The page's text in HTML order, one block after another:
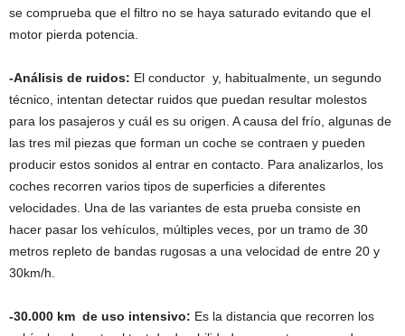
se comprueba que el filtro no se haya saturado evitando que el
motor pierda potencia.
-Análisis de ruidos: El conductor y, habitualmente, un segundo
técnico, intentan detectar ruidos que puedan resultar molestos
para los pasajeros y cuál es su origen. A causa del frío, algunas de
las tres mil piezas que forman un coche se contraen y pueden
producir estos sonidos al entrar en contacto. Para analizarlos, los
coches recorren varios tipos de superficies a diferentes
velocidades. Una de las variantes de esta prueba consiste en
hacer pasar los vehículos, múltiples veces, por un tramo de 30
metros repleto de bandas rugosas a una velocidad de entre 20 y
30km/h.
-30.000 km de uso intensivo: Es la distancia que recorren los